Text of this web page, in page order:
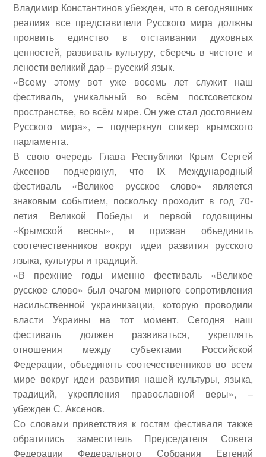
Владимир Константинов убежден, что в сегодняшних
реалиях все представители Русского мира должны
проявить единство в отстаивании духовных
ценностей, развивать культуру, сберечь в чистоте и
ясности великий дар – русский язык.
«Всему этому вот уже восемь лет служит наш
фестиваль, уникальный во всём постсоветском
пространстве, во всём мире. Он уже стал достоянием
Русского мира», – подчеркнул спикер крымского
парламента.
В свою очередь Глава Республики Крым Сергей
Аксенов подчеркнул, что IX Международный
фестиваль «Великое русское слово» является
знаковым событием, поскольку проходит в год 70-
летия Великой Победы и первой годовщины
«Крымской весны», и призван объединить
соотечественников вокруг идеи развития русского
языка, культуры и традиций.
«В прежние годы именно фестиваль «Великое
русское слово» был очагом мирного сопротивления
насильственной украинизации, которую проводили
власти Украины на тот момент. Сегодня наш
фестиваль должен развиваться, укреплять
отношения между субъектами Российской
Федерации, объединять соотечественников во всем
мире вокруг идеи развития нашей культуры, языка,
традиций, укрепления православной веры», –
убежден С. Аксенов.
Со словами приветствия к гостям фестиваля также
обратились заместитель Председателя Совета
Федерации Федерального Собрания Евгений